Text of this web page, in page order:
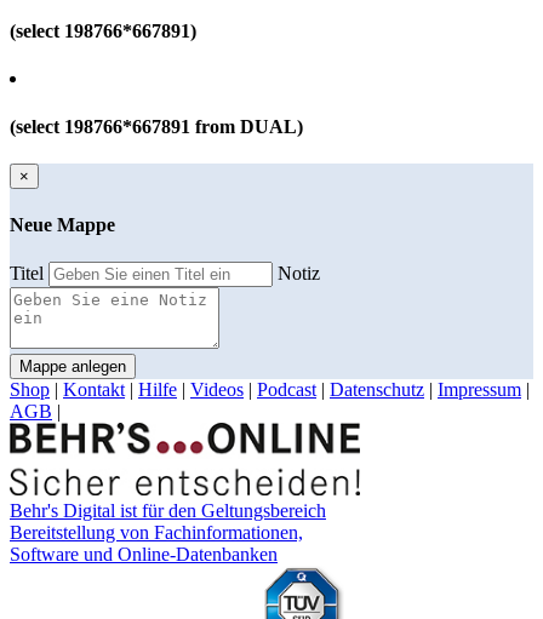
(select 198766*667891)
(select 198766*667891 from DUAL)
×
Neue Mappe
Titel Notiz
Mappe anlegen
Shop | Kontakt | Hilfe | Videos | Podcast | Datenschutz | Impressum |
AGB |
Behr's Digital ist für den Geltungsbereich
Bereitstellung von Fachinformationen,
Software und Online-Datenbanken